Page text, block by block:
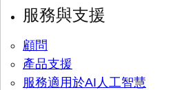
服務與支援
顧問
產品支援
服務適用於AI人工智慧